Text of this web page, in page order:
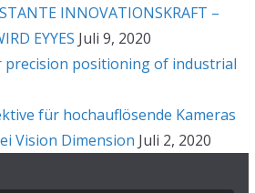
INNOVATIONSKRAFT –
EYYES Juli 9, 2020
precision positioning of industrial
für hochauflösende Kameras
Vision Dimension Juli 2, 2020